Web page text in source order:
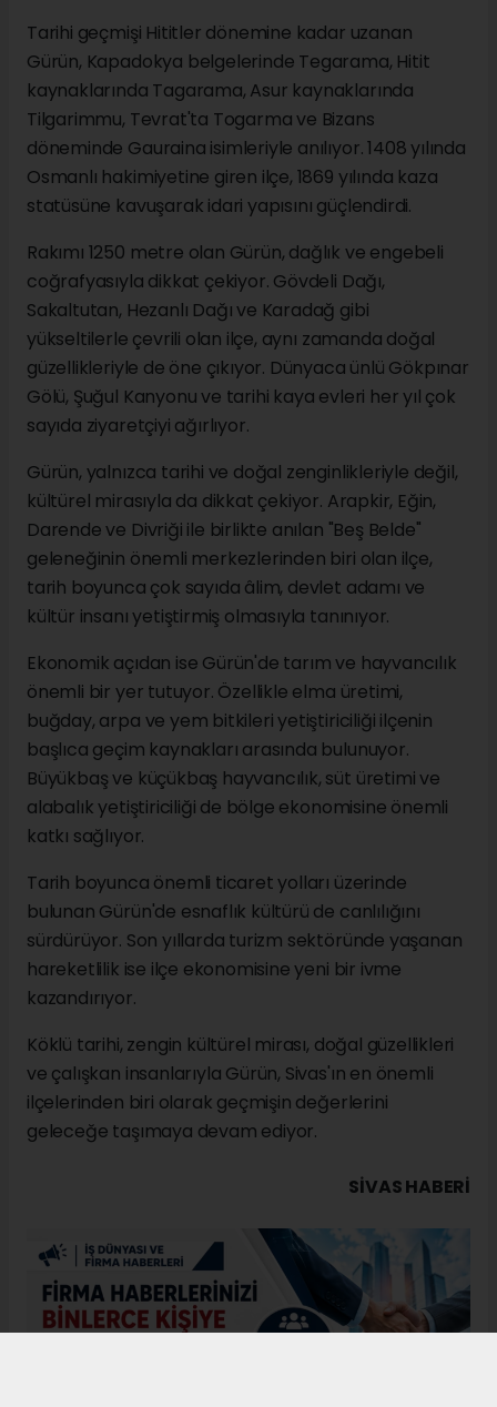
Tarihi geçmişi Hititler dönemine kadar uzanan
Gürün, Kapadokya belgelerinde Tegarama, Hitit
kaynaklarında Tagarama, Asur kaynaklarında
Tilgarimmu, Tevrat'ta Togarma ve Bizans
döneminde Gauraina isimleriyle anılıyor. 1408 yılında
Osmanlı hakimiyetine giren ilçe, 1869 yılında kaza
statüsüne kavuşarak idari yapısını güçlendirdi.
Rakımı 1250 metre olan Gürün, dağlık ve engebeli
coğrafyasıyla dikkat çekiyor. Gövdeli Dağı,
Sakaltutan, Hezanlı Dağı ve Karadağ gibi
yükseltilerle çevrili olan ilçe, aynı zamanda doğal
güzellikleriyle de öne çıkıyor. Dünyaca ünlü Gökpınar
Gölü, Şuğul Kanyonu ve tarihi kaya evleri her yıl çok
sayıda ziyaretçiyi ağırlıyor.
Gürün, yalnızca tarihi ve doğal zenginlikleriyle değil,
kültürel mirasıyla da dikkat çekiyor. Arapkir, Eğin,
Darende ve Divriği ile birlikte anılan "Beş Belde"
geleneğinin önemli merkezlerinden biri olan ilçe,
tarih boyunca çok sayıda âlim, devlet adamı ve
kültür insanı yetiştirmiş olmasıyla tanınıyor.
Ekonomik açıdan ise Gürün'de tarım ve hayvancılık
önemli bir yer tutuyor. Özellikle elma üretimi,
buğday, arpa ve yem bitkileri yetiştiriciliği ilçenin
başlıca geçim kaynakları arasında bulunuyor.
Büyükbaş ve küçükbaş hayvancılık, süt üretimi ve
alabalık yetiştiriciliği de bölge ekonomisine önemli
katkı sağlıyor.
Tarih boyunca önemli ticaret yolları üzerinde
bulunan Gürün'de esnaflık kültürü de canlılığını
sürdürüyor. Son yıllarda turizm sektöründe yaşanan
hareketlilik ise ilçe ekonomisine yeni bir ivme
kazandırıyor.
Köklü tarihi, zengin kültürel mirası, doğal güzellikleri
ve çalışkan insanlarıyla Gürün, Sivas'ın en önemli
ilçelerinden biri olarak geçmişin değerlerini
geleceğe taşımaya devam ediyor.
SIVAS HABERİ